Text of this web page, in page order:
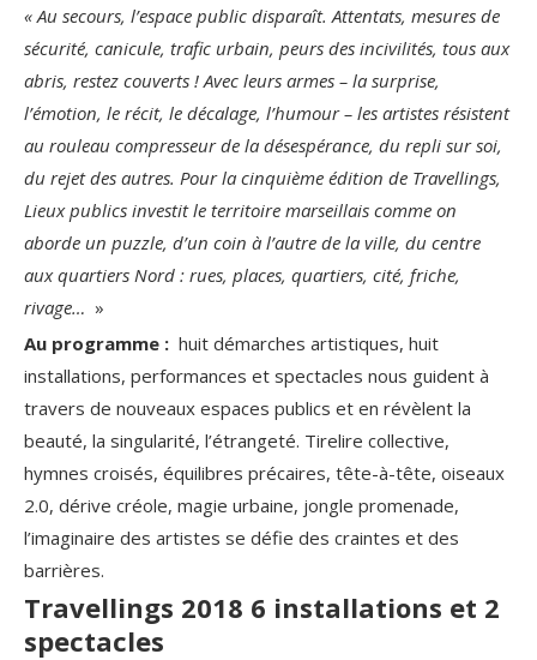
« Au secours, l’espace public disparaît. Attentats, mesures de
sécurité, canicule, trafic urbain, peurs des incivilités, tous aux
abris, restez couverts ! Avec leurs armes – la surprise,
l’émotion, le récit, le décalage, l’humour – les artistes résistent
au rouleau compresseur de la désespérance, du repli sur soi,
du rejet des autres. Pour la cinquième édition de Travellings,
Lieux publics investit le territoire marseillais comme on
aborde un puzzle, d’un coin à l’autre de la ville, du centre
aux quartiers Nord : rues, places, quartiers, cité, friche,
rivage… »
Au programme : huit démarches artistiques, huit
installations, performances et spectacles nous guident à
travers de nouveaux espaces publics et en révèlent la
beauté, la singularité, l’étrangeté. Tirelire collective,
hymnes croisés, équilibres précaires, tête-à-tête, oiseaux
2.0, dérive créole, magie urbaine, jongle promenade,
l’imaginaire des artistes se défie des craintes et des
barrières.
Travellings 2018 6 installations et 2
spectacles